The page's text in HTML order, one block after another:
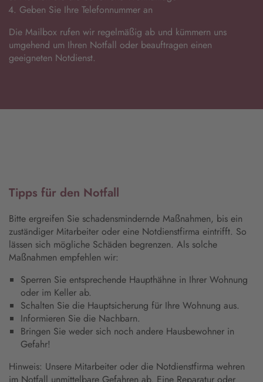
Geben Sie Ihre Telefonnummer an
Die Mailbox rufen wir regelmäßig ab und kümmern uns
umgehend um Ihren Notfall oder beauftragen einen
geeigneten Notdienst.
Tipps für den Notfall
Bitte ergreifen Sie schadensmindernde Maßnahmen, bis ein
zuständiger Mitarbeiter oder eine Notdienstfirma eintrifft. So
lässen sich mögliche Schäden begrenzen. Als solche
Maßnahmen empfehlen wir:
Sperren Sie entsprechende Haupthähne in Ihrer Wohnung
oder im Keller ab.
Schalten Sie die Hauptsicherung für Ihre Wohnung aus.
Informieren Sie die Nachbarn.
Bringen Sie weder sich noch andere Hausbewohner in
Gefahr!
Hinweis: Unsere Mitarbeiter oder die Notdienstfirma wehren